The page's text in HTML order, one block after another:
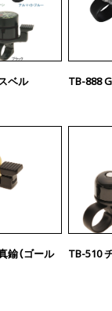
ベル TB-888
鍮（ゴール
TB-510